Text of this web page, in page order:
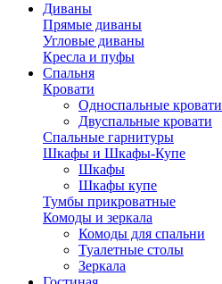
Диваны
Прямые диваны
Угловые диваны
Кресла и пуфы
Спальня
Кровати
Односпальные кровати
Двуспальные кровати
Спальные гарнитуры
Шкафы и Шкафы-Купе
Шкафы
Шкафы купе
Тумбы прикроватные
Комоды и зеркала
Комоды для спальни
Туалетные столы
Зеркала